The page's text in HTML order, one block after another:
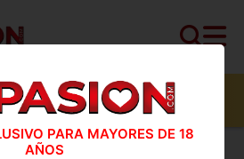
perfiles verificados y 455
video
PARA MAYORES DE 18
AÑOS